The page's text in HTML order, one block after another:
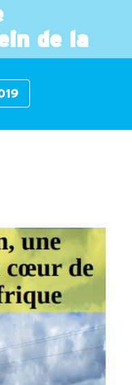
de la